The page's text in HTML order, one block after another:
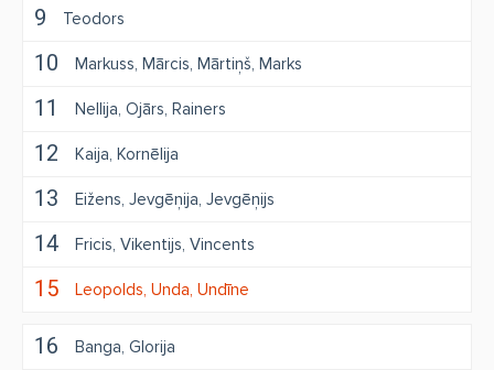
9 Teodors
10 Markuss Mārcis Mārtiņš Marks
11 Nellija Ojārs Rainers
12 Kaija Kornēlija
13 Eižens Jevgēņija Jevgēņijs
14 Fricis Vikentijs Vincents
15 Leopolds Unda Undīne
16 Banga Glorija